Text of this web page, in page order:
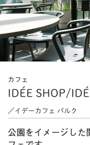
カフェ
IDÉE SHOP/
／イデーカフェ パルク
公園をイメージした